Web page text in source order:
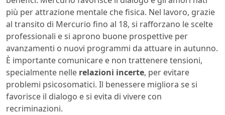
più per attrazione mentale che fisica. Nel lavoro, grazie
al transito di Mercurio fino al 18, si rafforzano le scelte
professionali e si aprono buone prospettive per
avanzamenti o nuovi programmi da attuare in autunno.
È importante comunicare e non trattenere tensioni,
specialmente nelle relazioni incerte, per evitare
problemi psicosomatici. Il benessere migliora se si
favorisce il dialogo e si evita di vivere con
recriminazioni.